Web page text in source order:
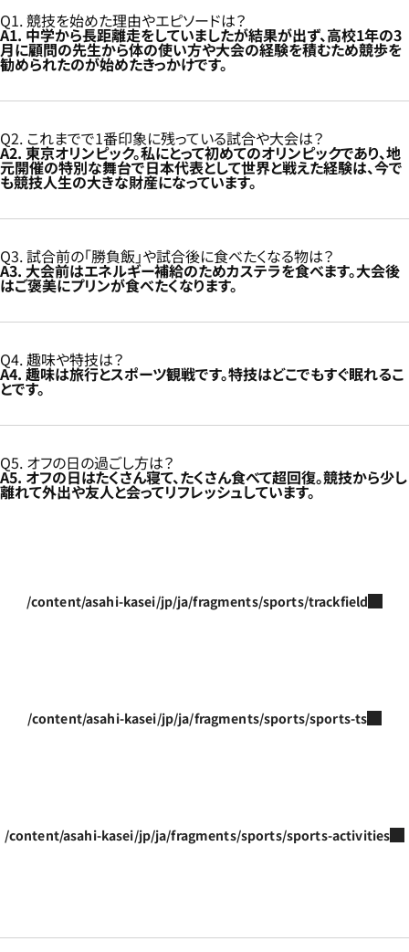
Q1. 競技を始めた理由やエピソードは？
A1. 中学から長距離走をしていましたが結果が出ず、高校1年の3
月に顧問の先生から体の使い方や大会の経験を積むため競歩を
勧められたのが始めたきっかけです。
Q2. これまでで1番印象に残っている試合や大会は？
A2. 東京オリンピック。私にとって初めてのオリンピックであり、地
元開催の特別な舞台で日本代表として世界と戦えた経験は、今で
も競技人生の大きな財産になっています。
Q3. 試合前の「勝負飯」や試合後に食べたくなる物は？
A3. 大会前はエネルギー補給のためカステラを食べます。大会後
はご褒美にプリンが食べたくなります。
Q4. 趣味や特技は？
A4. 趣味は旅行とスポーツ観戦です。特技はどこでもすぐ眠れるこ
とです。
Q5. オフの日の過ごし方は？
A5. オフの日はたくさん寝て、たくさん食べて超回復。競技から少し
離れて外出や友人と会ってリフレッシュしています。
/content/asahi-kasei/jp/ja/fragments/sports/trackfield
/content/asahi-kasei/jp/ja/fragments/sports/sports-ts
/content/asahi-kasei/jp/ja/fragments/sports/sports-activities